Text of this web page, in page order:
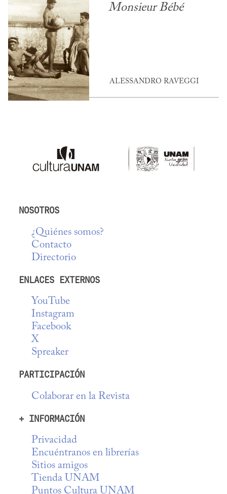
Monsieur Bébé
ALESSANDRO RAVEGGI
NOSOTROS
¿Quiénes somos?
Contacto
Directorio
ENLACES EXTERNOS
YouTube
Instagram
Facebook
X
Spreaker
PARTICIPACIÓN
Colaborar en la Revista
+ INFORMACIÓN
Privacidad
Encuéntranos en librerías
Sitios amigos
Tienda UNAM
Puntos Cultura UNAM